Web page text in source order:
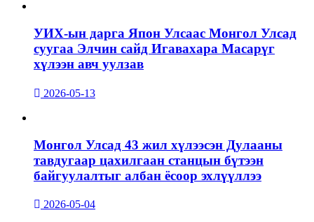
УИХ-ын дарга Япон Улсаас Монгол Улсад
суугаа Элчин сайд Игавахара Масарүг
хүлээн авч уулзав
2026-05-13
Монгол Улсад 43 жил хүлээсэн Дулааны
тавдугаар цахилгаан станцын бүтээн
байгуулалтыг албан ёсоор эхлүүллээ
2026-05-04